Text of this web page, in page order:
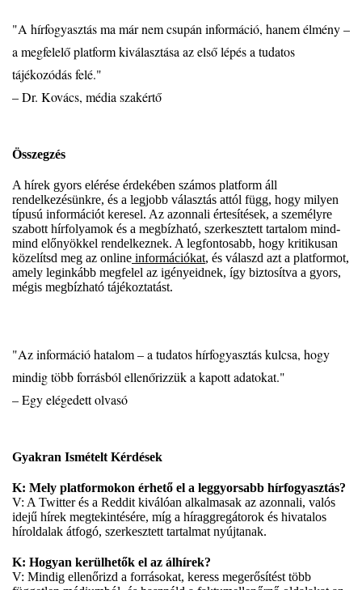
"A hírfogyasztás ma már nem csupán információ, hanem élmény –
a megfelelő platform kiválasztása az első lépés a tudatos
tájékozódás felé."
– Dr. Kovács, média szakértő
Összegzés
A hírek gyors elérése érdekében számos platform áll
rendelkezésünkre, és a legjobb választás attól függ, hogy milyen
típusú információt keresel. Az azonnali értesítések, a személyre
szabott hírfolyamok és a megbízható, szerkesztett tartalom mind-
mind előnyökkel rendelkeznek. A legfontosabb, hogy kritikusan
közelítsd meg az online információkat, és válaszd azt a platformot,
amely leginkább megfelel az igényeidnek, így biztosítva a gyors,
mégis megbízható tájékoztatást.
"Az információ hatalom – a tudatos hírfogyasztás kulcsa, hogy
mindig több forrásból ellenőrizzük a kapott adatokat."
– Egy elégedett olvasó
Gyakran Ismételt Kérdések
K: Mely platformokon érhető el a leggyorsabb hírfogyasztás?
V: A Twitter és a Reddit kiválóan alkalmasak az azonnali, valós
idejű hírek megtekintésére, míg a híraggregátorok és hivatalos
híroldalak átfogó, szerkesztett tartalmat nyújtanak.
K: Hogyan kerülhetők el az álhírek?
V: Mindig ellenőrizd a forrásokat, keress megerősítést több